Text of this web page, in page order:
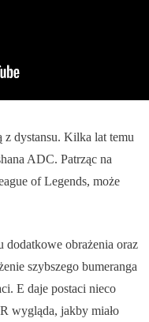
z dystansu. Kilka lat temu
ADC. Patrząc na
of Legends, może
dodatkowe obrażenia oraz
szybszego bumeranga
E daje postaci nieco
wygląda, jakby miało